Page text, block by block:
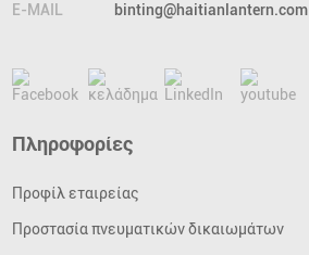
E-MAIL
binting@haitianlantern.com
Πληροφορίες
Προφίλ εταιρείας
Προστασία πνευματικών δικαιωμάτων